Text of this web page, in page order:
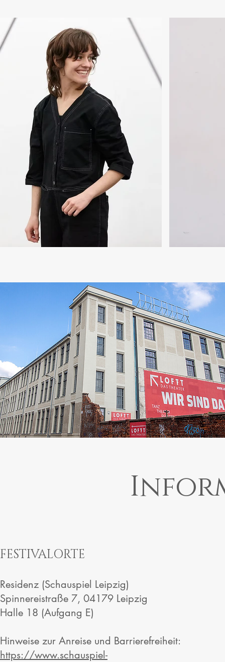
FESTIVALORTE
Residenz (Schauspiel Leipzig)
Spinnereistraße 7, 04179 Leipzig
Halle 18 (Aufgang E)
Hinweise zur Anreise und Barrierefreiheit:
https://www.schauspiel-